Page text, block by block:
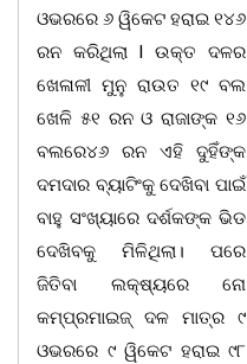
ଓଭରରେ ୬ ୱିକେଟ ହରାଇ ୧୪୬
ରନ କରିଥିଲା l ଉକ୍ତ ଦଳର
ଖେଳାଳୀ ମୁନୁ ରାଉତ ୧୯ ବଲ
ଖେଳି ୫୧ ରନ ଓ ରାଜାଙ୍କ ୧୬
ବଲରେ୪୬ ରନ ଏହି ଦୁହିଁଙ୍କ
ଦମଦାର ବ୍ୟାଟିଂକୁ ଦେଖିବା ପାଇଁ
ବାହୁ ସଂଖ୍ୟାରେ ଦର୍ଶକଙ୍କ ଭିଡ
ଦେଖିବକୁ ମିଳିଥିଲା। ପରେ
ଜିତିବା ଲକ୍ଷ୍ୟରେ ନୋ
କମ୍ପ୍ରମାଇଜ୍ ଦଳ ମାତ୍ର ୯
ଓଭରରେ ୯ ୱିକେଟ ହରାଇ ୯୮